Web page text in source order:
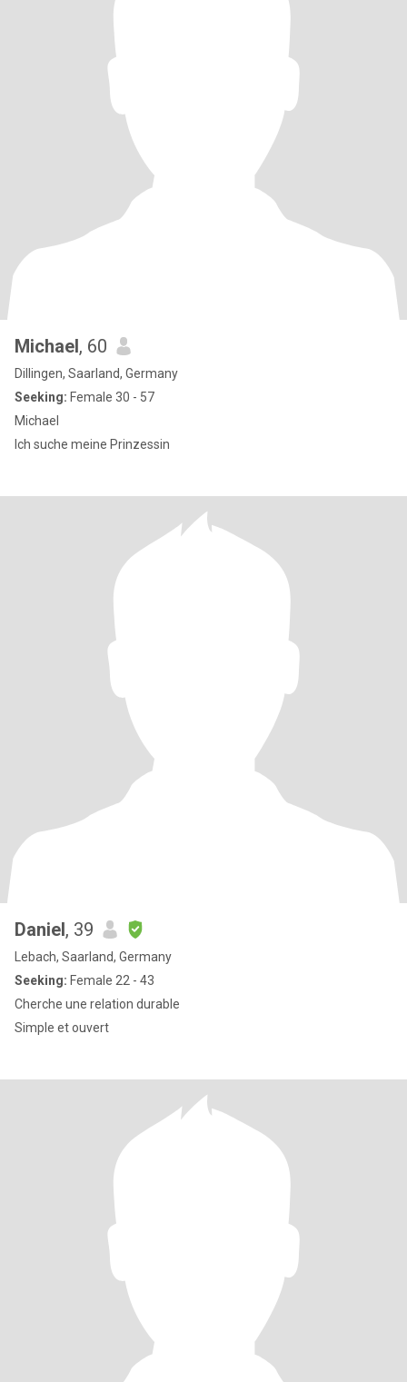
Michael, 60
Dillingen, Saarland, Germany
Seeking: Female 30 - 57
Michael
Ich suche meine Prinzessin
Daniel, 39
Lebach, Saarland, Germany
Seeking: Female 22 - 43
Cherche une relation durable
Simple et ouvert